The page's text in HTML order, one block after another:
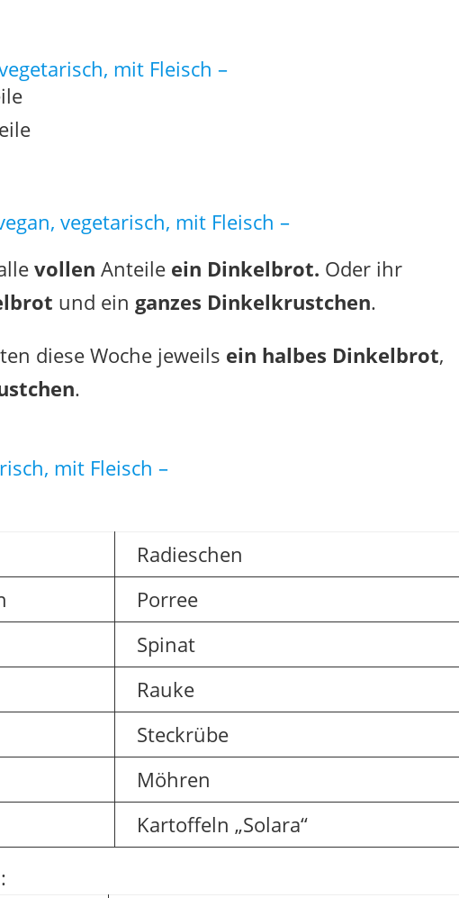
mit Fleisch –
vegetarisch, mit Fleisch –
vollen Anteile ein Dinkelbrot. Oder ihr
und ein ganzes Dinkelkrustchen.
diese Woche jeweils ein halbes Dinkelbrot,
.
mit Fleisch –
Radieschen
Porree
Spinat
Rauke
Steckrübe
Möhren
Kartoffeln „Solara“